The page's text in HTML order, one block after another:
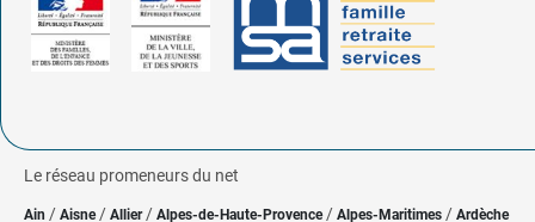
Le réseau promeneurs du net
Ain / Aisne/ Allier/ Alpes-de-Haute-Provence / Alpes-Maritimes / Ardèche